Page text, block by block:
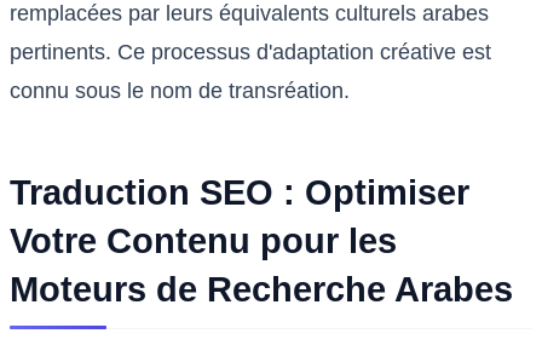
remplacées par leurs équivalents culturels arabes
pertinents. Ce processus d'adaptation créative est
connu sous le nom de transréation.
Traduction SEO : Optimiser
Votre Contenu pour les
Moteurs de Recherche Arabes